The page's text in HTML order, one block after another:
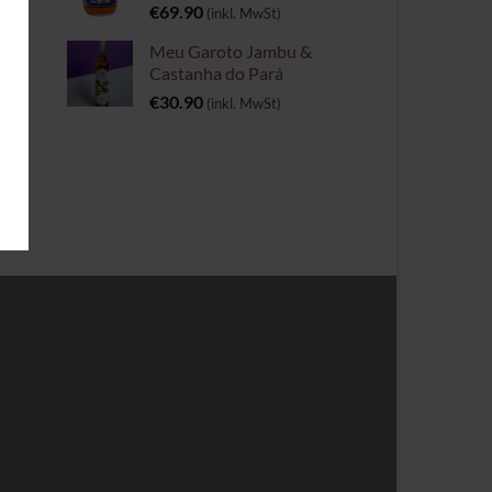
€69.90 (inkl. MwSt)
Meu Garoto Jambu &
Castanha do Pará
€30.90 (inkl. MwSt)